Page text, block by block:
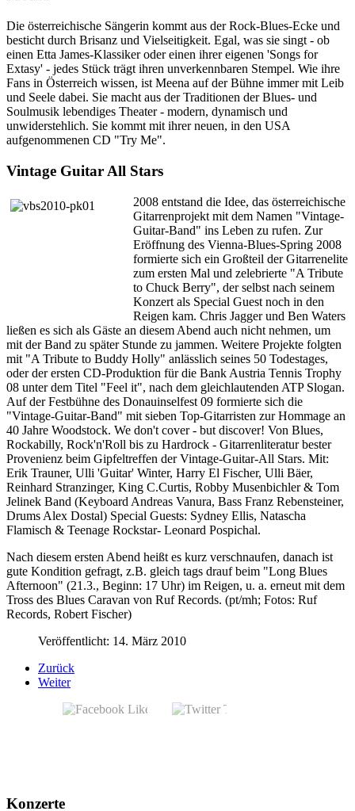
Die österreichische Sängerin kommt aus der Rock-Blues-Ecke und
besticht durch Brisanz und Vielseitigkeit. Egal, was sie singt - ob
einen Etta James-Klassiker oder einen ihrer eigenen 'Songs for
Extasy' - jedes Stück trägt ihren unverkennbaren Stempel. Wie ihre
Fans in Österreich wissen, ist Meena auf der Bühne immer mit Leib
und Seele dabei. Sie macht aus der Traditionen der Blues- und
Soulmusik lebendiges Theater - modern, dynamisch und
unwiderstehlich. Sie kommt mit ihrer neuen, in den USA
aufgenommenen CD "Try Me".
Vintage Guitar All Stars
2008 entstand die Idee, das österreichische
Gitarrenprojekt mit dem Namen "Vintage-
Guitar-Band" ins Leben zu rufen. Zur
Eröffnung des Vienna-Blues-Spring 2008
formierte sich ein Großteil der Gitarrenelite
zum ersten Mal und zelebrierte "A Tribute
to Chuck Berry", der selbst nach seinem
Konzert als Special Guest noch in den
Reigen kam. Chris Jagger und Ben Waters
ließen es sich als Gäste an diesem Abend auch nicht nehmen, um
mit der Band zu später Stunde zu jammen. Weitere Projekte folgten
mit "A Tribute to Buddy Holly" anlässlich seines 50 Todestages,
oder der ersten CD-Produktion für die Bank Austria Tennis Trophy
08 unter dem Titel "Feel it", nach dem gleichlautenden ATP Slogan.
Auf der Festbühne des Donauinselfest 09 formierte sich die
"Vintage-Guitar-Band" mit sieben Top-Gitarristen zur Hommage an
40 Jahre Woodstock. We don't cover - but discover! Von Blues,
Rockabilly, Rock'n'Roll bis zu Hardrock - Gitarrenliteratur bester
Provenienz beim Gipfeltreffen der Vintage-Guitar-All Stars. Mit:
Erik Trauner, Ulli 'Guitar' Winter, Harry El Fischer, Ulli Bäer,
Reinhard Stranzinger, King C.Curtis, Robby Musenbichler & Tom
Jelinek Band (Keyboard Andreas Vanura, Bass Franz Rebensteiner,
Drums Alex Dostal) Special Guests: Sydney Ellis, Natascha
Flamisch & Teenage Rockstar- Leonard Pospichal.
Nach diesem ersten Abend heißt es kurz verschnaufen, danach ist
gute Kondition gefragt, z.B. gleich tags drauf beim "Long Blues
Afternoon" (21.3., Beginn: 17 Uhr) im Reigen, u. a. erneut mit dem
Tross des Blues Caravan von Ruf Records. (pt/mh; Fotos: Ruf
Records, Robert Fischer)
Veröffentlicht: 14. März 2010
Zurück
Weiter
Konzerte